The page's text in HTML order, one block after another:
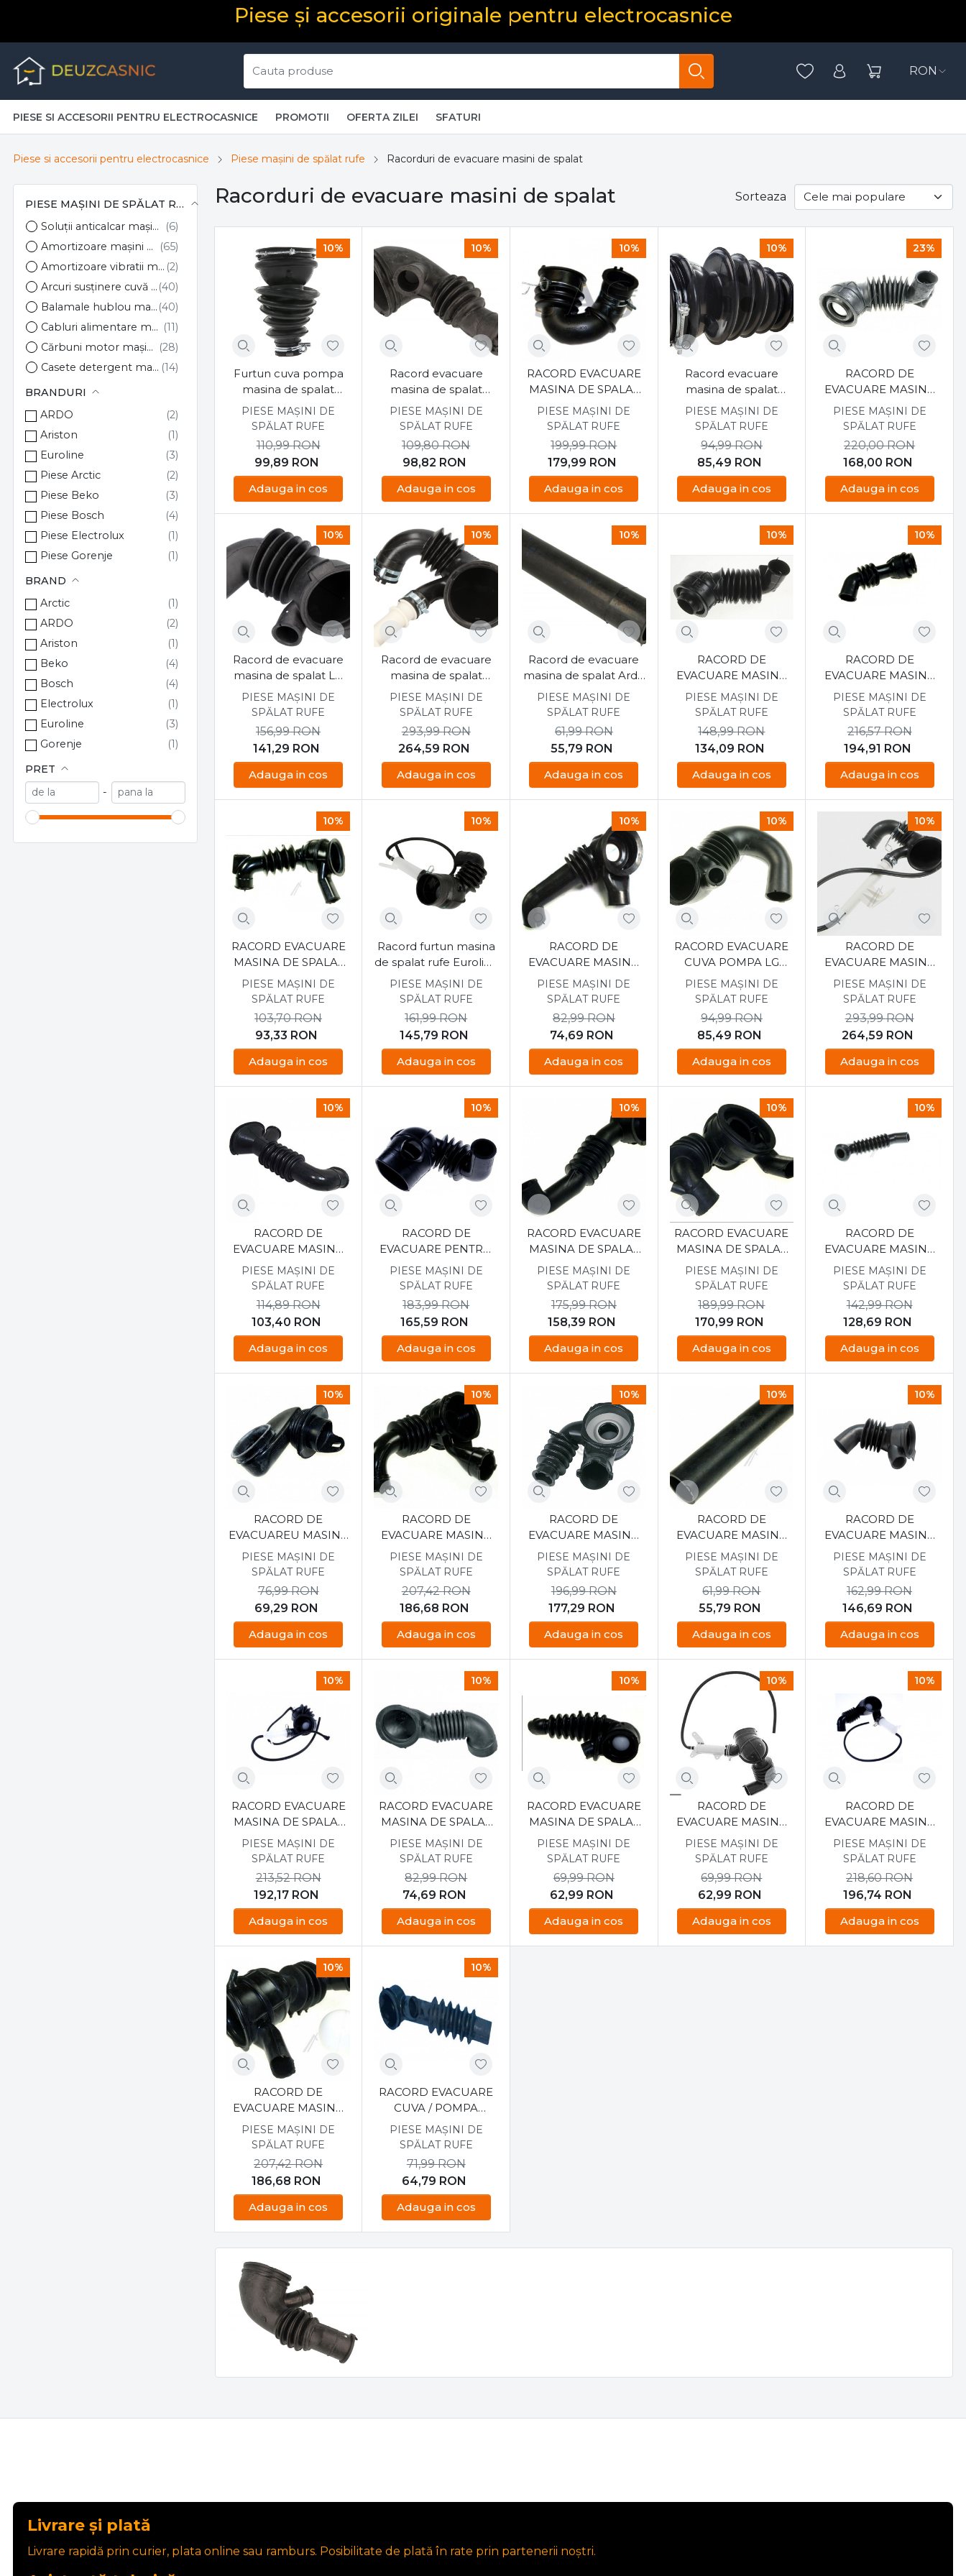
Piese și accesorii originale pentru electrocasnice
RON
PIESE SI ACCESORII PENTRU ELECTROCASNICE PROMOTII OFERTA ZILEI SFATURI
Piese si accesorii pentru electrocasnice Piese mașini de spălat rufe Racorduri de evacuare masini de spalat
PIESE MAȘINI DE SPĂLAT RUFE
Soluții anticalcar mașini de spălat
Amortizoare mașini de spălat
Amortizoare vibratii masini de spalat
Arcuri susținere cuvă mașini de spălat
Balamale hublou mașini de spălat
Cabluri alimentare mașini de spălat
Cărbuni motor mașini de spălat
Casete detergent mașini de spălat
Racorduri de evacuare masini de spalat
BRANDURI
ARDO
Ariston
Euroline
Piese Arctic
Piese Beko
Piese Bosch
Piese Electrolux
Piese Gorenje
Piese Indesit
Piese LG
Piese Samsung
Piese Whirlpool
BRAND
Arctic
ARDO
Ariston
Beko
Bosch
Electrolux
Euroline
Gorenje
Indesit
Lg
Samsung
Whirlpool
PRET
-
Racorduri de evacuare masini de spalat Sorteaza
10%
Furtun cuva pompa
masina de spalat
Arctic APL71012BDW0
PIESE MAȘINI DE
SPĂLAT RUFE
99,89 RON
110,99RON
Adauga in cos
10%
Racord evacuare
masina de spalat
Samsung DC67-
00335A
PIESE MAȘINI DE
SPĂLAT RUFE
98,82 RON
109,80RON
Adauga in cos
10%
RACORD EVACUARE
MASINA DE SPALAT
SAMSUNG DC67-
00422A
PIESE MAȘINI DE
SPĂLAT RUFE
179,99 RON
199,99RON
Adauga in cos
10%
Racord evacuare
masina de spalat
Arctic, Beko
2865200100
PIESE MAȘINI DE
SPĂLAT RUFE
85,49 RON
94,99RON
Adauga in cos
23%
RACORD DE
EVACUARE MASINA
DE SPALAT INDESIT
BWE71253WSSS/EU
PIESE MAȘINI DE
SPĂLAT RUFE
168,00 RON
220,00RON
Adauga in cos
10%
Racord de evacuare
masina de spalat LG
4738EN2003A
PIESE MAȘINI DE
SPĂLAT RUFE
141,29 RON
156,99RON
Adauga in cos
10%
Racord de evacuare
masina de spalat
Samsung DC97-
17330B
PIESE MAȘINI DE
SPĂLAT RUFE
264,59 RON
293,99RON
Adauga in cos
10%
Racord de evacuare
masina de spalat Ardo
398013000
PIESE MAȘINI DE
SPĂLAT RUFE
55,79 RON
61,99RON
Adauga in cos
10%
RACORD DE
EVACUARE MASINA
DE SPALAT INDESIT
C00386630
PIESE MAȘINI DE
SPĂLAT RUFE
134,09 RON
148,99RON
Adauga in cos
10%
RACORD DE
EVACUARE MASINA
DE SPALAT INDESIT
C00313144
PIESE MAȘINI DE
SPĂLAT RUFE
194,91 RON
216,57RON
Adauga in cos
10%
RACORD EVACUARE
MASINA DE SPALAT
ARISTON HOT POINT
C00292373
PIESE MAȘINI DE
SPĂLAT RUFE
93,33 RON
103,70RON
Adauga in cos
10%
Racord furtun masina
de spalat rufe Euroline
42079698
PIESE MAȘINI DE
SPĂLAT RUFE
145,79 RON
161,99RON
Adauga in cos
10%
RACORD DE
EVACUARE MASINA
DE SPALAT GORENJE
132733
PIESE MAȘINI DE
SPĂLAT RUFE
74,69 RON
82,99RON
Adauga in cos
10%
RACORD EVACUARE
CUVA POMPA LG
MAR61841701
PIESE MAȘINI DE
SPĂLAT RUFE
85,49 RON
94,99RON
Adauga in cos
10%
RACORD DE
EVACUARE MASINA
DE SPALAT
SAMSUNG,
PIESE MAȘINI DE
SPĂLAT RUFE
264,59 RON
293,99RON
Adauga in cos
10%
RACORD DE
EVACUARE MASINA
DE SPALAT INDESIT
C00064531
PIESE MAȘINI DE
SPĂLAT RUFE
103,40 RON
114,89RON
Adauga in cos
10%
RACORD DE
EVACUARE PENTRU
MASINA DE SPALAT
EUROLINE 42004356
PIESE MAȘINI DE
SPĂLAT RUFE
165,59 RON
183,99RON
Adauga in cos
10%
RACORD EVACUARE
MASINA DE SPALAT
WHIRLPOOL
481253028938
PIESE MAȘINI DE
SPĂLAT RUFE
158,39 RON
175,99RON
Adauga in cos
10%
RACORD EVACUARE
MASINA DE SPALAT
BOSCH 00494561
PIESE MAȘINI DE
SPĂLAT RUFE
170,99 RON
189,99RON
Adauga in cos
10%
RACORD DE
EVACUARE MASINA
DE SPALAT LG LG
4738EN3002A
PIESE MAȘINI DE
SPĂLAT RUFE
128,69 RON
142,99RON
Adauga in cos
10%
RACORD DE
EVACUAREU MASINA
DE SPALAT BEKO
2818440200
PIESE MAȘINI DE
SPĂLAT RUFE
69,29 RON
76,99RON
Adauga in cos
10%
RACORD DE
EVACUARE MASINA
DE SPALAT AEG
1327650006
PIESE MAȘINI DE
SPĂLAT RUFE
186,68 RON
207,42RON
Adauga in cos
10%
RACORD DE
EVACUARE MASINA
DE SPALAT
ELECTROLUX/AEG
PIESE MAȘINI DE
SPĂLAT RUFE
177,29 RON
196,99RON
Adauga in cos
10%
RACORD DE
EVACUARE MASINA
DE SPALAT ARDO
651006877
PIESE MAȘINI DE
SPĂLAT RUFE
55,79 RON
61,99RON
Adauga in cos
10%
RACORD DE
EVACUARE MASINA
DE SPALAT LG
AAS72989401
PIESE MAȘINI DE
SPĂLAT RUFE
146,69 RON
162,99RON
Adauga in cos
10%
RACORD EVACUARE
MASINA DE SPALAT
BOSCH 00480442
PIESE MAȘINI DE
SPĂLAT RUFE
192,17 RON
213,52RON
Adauga in cos
10%
RACORD EVACUARE
MASINA DE SPALAT
BOSCH 00265958
PIESE MAȘINI DE
SPĂLAT RUFE
74,69 RON
82,99RON
Adauga in cos
10%
RACORD EVACUARE
MASINA DE SPALAT
BEKO 2855800200
PIESE MAȘINI DE
SPĂLAT RUFE
62,99 RON
69,99RON
Adauga in cos
10%
RACORD DE
EVACUARE MASINA
DE SPALAT
EUROLINE 42079698
PIESE MAȘINI DE
SPĂLAT RUFE
62,99 RON
69,99RON
Adauga in cos
10%
RACORD DE
EVACUARE MASINA
DE SPALAT BOSCH
00480443
PIESE MAȘINI DE
SPĂLAT RUFE
196,74 RON
218,60RON
Adauga in cos
10%
RACORD DE
EVACUARE MASINA
DE SPALAT INDESIT
C00094312
PIESE MAȘINI DE
SPĂLAT RUFE
186,68 RON
207,42RON
Adauga in cos
10%
RACORD EVACUARE
CUVA / POMPA
MASINA DE SPALAT
BEKO, 2800870100
PIESE MAȘINI DE
SPĂLAT RUFE
64,79 RON
71,99RON
Adauga in cos
Livrare și plată
Livrare rapidă prin curier, plata online sau ramburs. Posibilitate de plată în rate prin partenerii noștri.